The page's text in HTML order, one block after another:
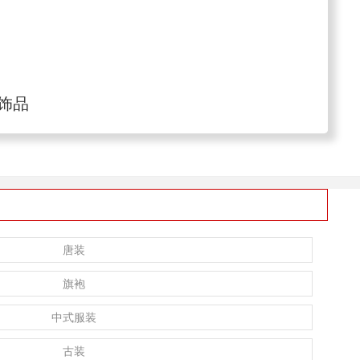
品
唐装
旗袍
中式服装
古装